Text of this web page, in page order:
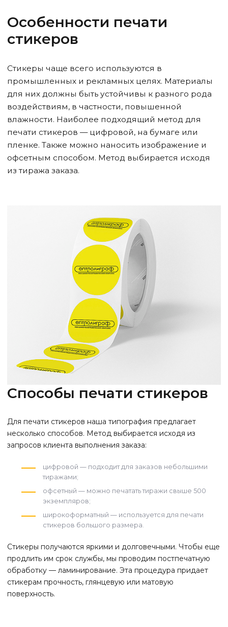
Особенности печати
стикеров
Стикеры чаще всего используются в
промышленных и рекламных целях. Материалы
для них должны быть устойчивы к разного рода
воздействиям, в частности, повышенной
влажности. Наиболее подходящий метод для
печати стикеров — цифровой, на бумаге или
пленке. Также можно наносить изображение и
офсетным способом. Метод выбирается исходя
из тиража заказа.
Способы печати стикеров
Для печати стикеров наша типография предлагает
несколько способов. Метод выбирается исходя из
запросов клиента выполнения заказа:
цифровой — подходит для заказов небольшими
тиражами;
офсетный — можно печатать тиражи свыше 500
экземпляров;
широкоформатный — используется для печати
стикеров большого размера.
Стикеры получаются яркими и долговечными. Чтобы еще
продлить им срок службы, мы проводим постпечатную
обработку — ламинирование. Эта процедура придает
стикерам прочность, глянцевую или матовую
поверхность.